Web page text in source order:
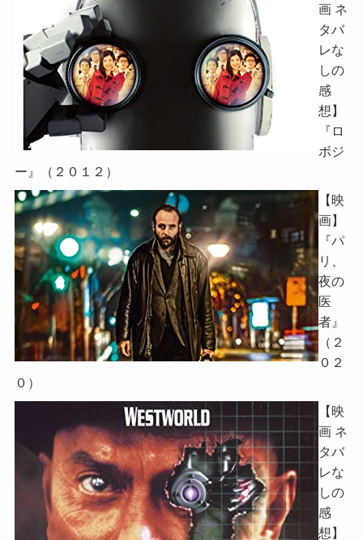
画 ネ
タバ
レな
しの
感
想】
『ロ
ボジ
ー』（２０１２）
【映
画】
『パ
リ、
夜の
医
者』
（２
０２
０）
【映
画 ネ
タバ
レな
しの
感
想】